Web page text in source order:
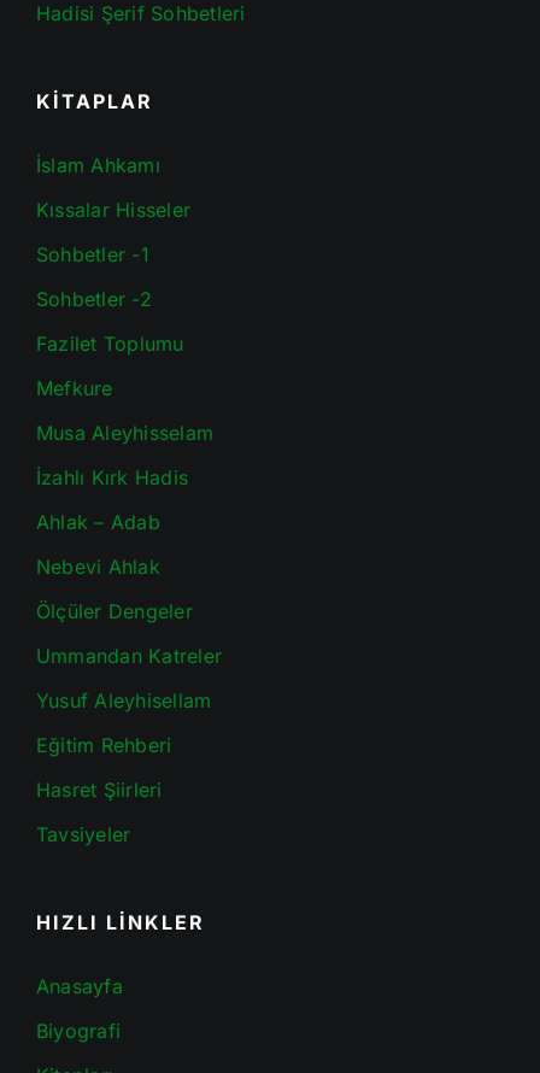
Hadisi Şerif Sohbetleri
KİTAPLAR
İslam Ahkamı
Kıssalar Hisseler
Sohbetler -1
Sohbetler -2
Fazilet Toplumu
Mefkure
Musa Aleyhisselam
İzahlı Kırk Hadis
Ahlak – Adab
Nebevi Ahlak
Ölçüler Dengeler
Ummandan Katreler
Yusuf Aleyhisellam
Eğitim Rehberi
Hasret Şiirleri
Tavsiyeler
HIZLI LİNKLER
Anasayfa
Biyografi